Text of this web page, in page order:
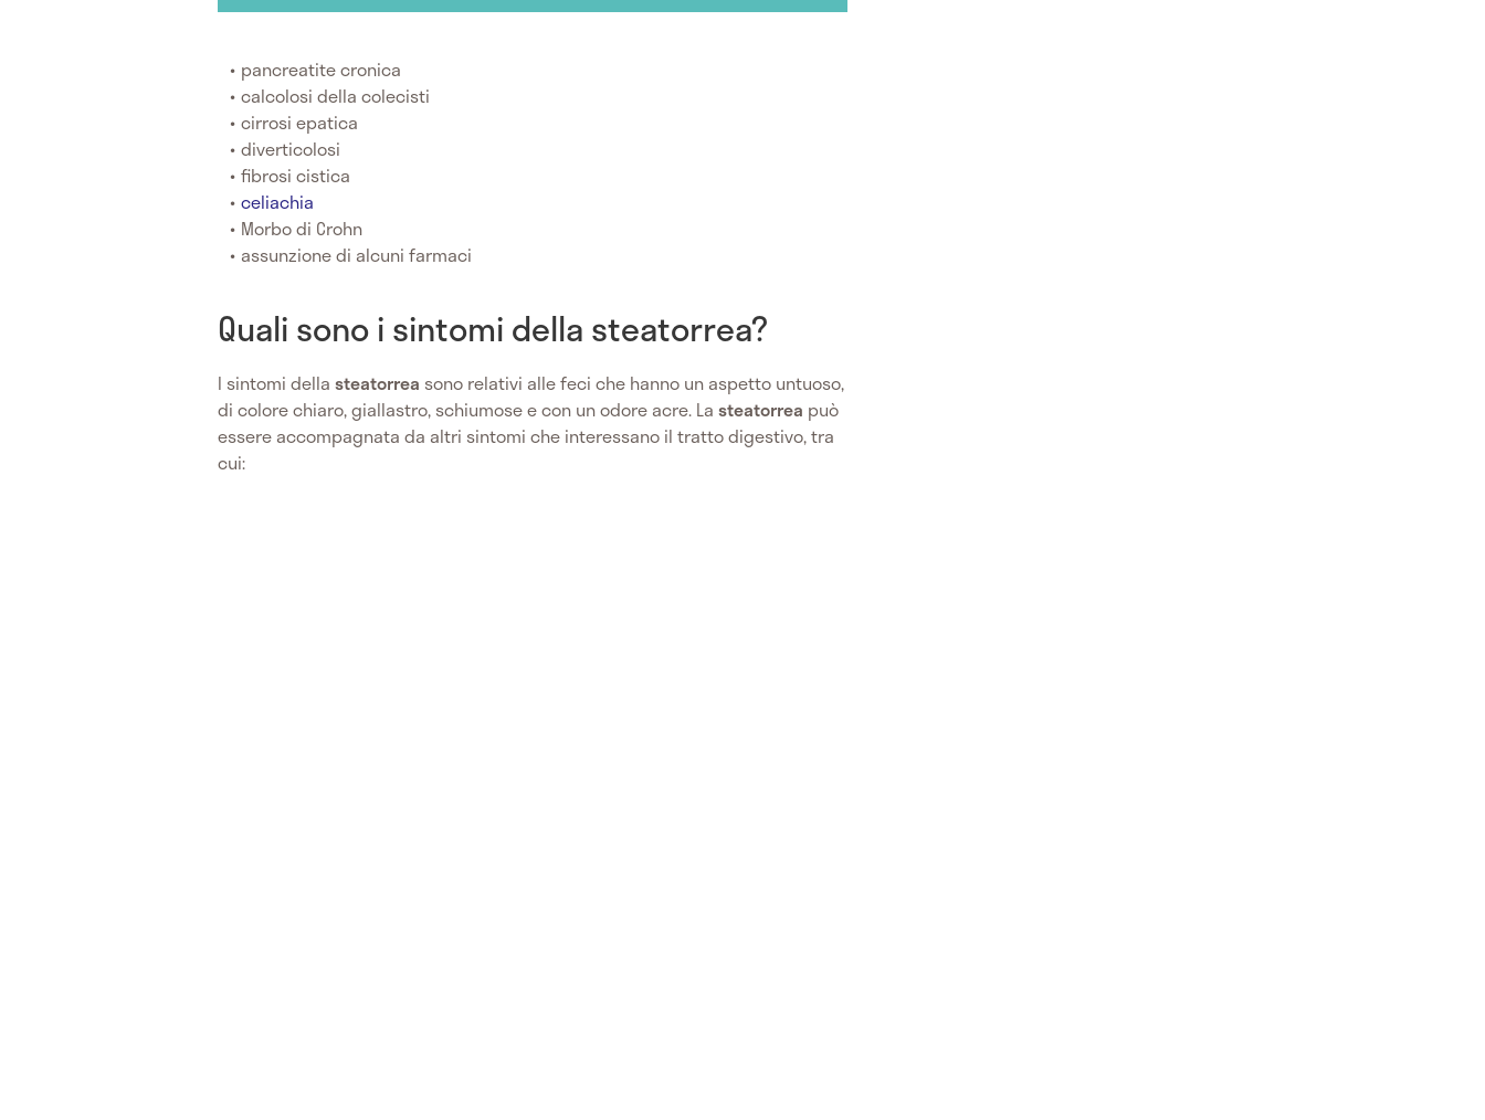
pancreatite cronica
calcolosi della colecisti
cirrosi epatica
diverticolosi
fibrosi cistica
celiachia
Morbo di Crohn
assunzione di alcuni farmaci
Quali sono i sintomi della steatorrea?
I sintomi della steatorrea sono relativi alle feci che hanno un aspetto untuoso,
di colore chiaro, giallastro, schiumose e con un odore acre. La steatorrea può
essere accompagnata da altri sintomi che interessano il tratto digestivo, tra
cui: